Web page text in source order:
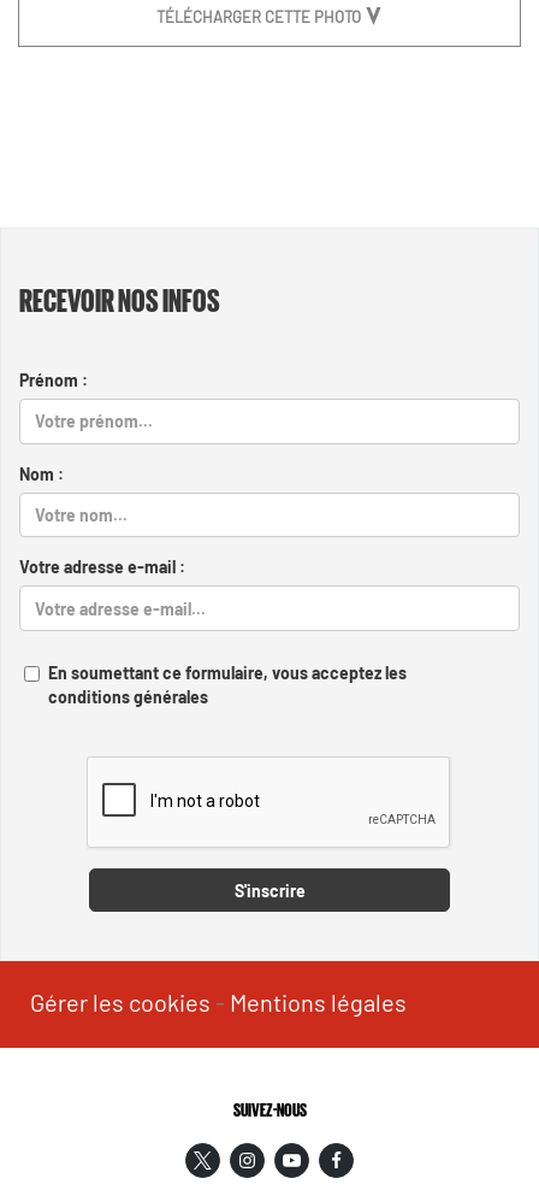
TÉLÉCHARGER CETTE PHOTO
RECEVOIR NOS INFOS
Prénom :
Nom :
Votre adresse e-mail :
En soumettant ce formulaire, vous acceptez les
conditions générales
S'inscrire
Gérer les cookies - Mentions légales
SUIVEZ-NOUS